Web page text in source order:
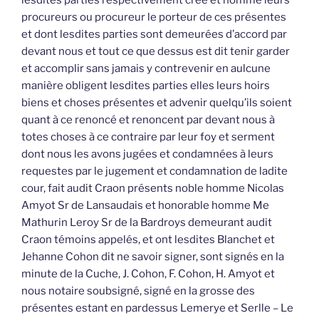
procureurs ou procureur le porteur de ces présentes
et dont lesdites parties sont demeurées d’accord par
devant nous et tout ce que dessus est dit tenir garder
et accomplir sans jamais y contrevenir en aulcune
manière obligent lesdites parties elles leurs hoirs
biens et choses présentes et advenir quelqu’ils soient
quant à ce renoncé et renoncent par devant nous à
totes choses à ce contraire par leur foy et serment
dont nous les avons jugées et condamnées à leurs
requestes par le jugement et condamnation de ladite
cour, fait audit Craon présents noble homme Nicolas
Amyot Sr de Lansaudais et honorable homme Me
Mathurin Leroy Sr de la Bardroys demeurant audit
Craon témoins appelés, et ont lesdites Blanchet et
Jehanne Cohon dit ne savoir signer, sont signés en la
minute de la Cuche, J. Cohon, F. Cohon, H. Amyot et
nous notaire soubsigné, signé en la grosse des
présentes estant en pardessus Lemerye et Serlle – Le